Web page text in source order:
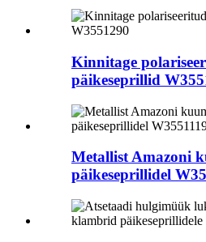
Kinnitage
päikeseprillid
Metallist Amazoni
päikeseprillidel